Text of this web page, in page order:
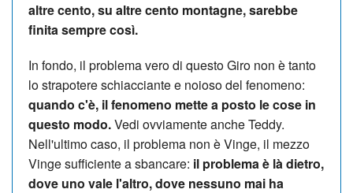
altre cento, su altre cento montagne, sarebbe
finita sempre così.
In fondo, il problema vero di questo Giro non è tanto
lo strapotere schiacciante e noioso del fenomeno:
quando c'è, il fenomeno mette a posto le cose in
questo modo.Vedi ovviamente anche Teddy.
Nell'ultimo caso, il problema non è Vinge, il mezzo
Vinge sufficiente a sbancare: il problema è là dietro,
dove uno vale l'altro, dove nessuno mai ha